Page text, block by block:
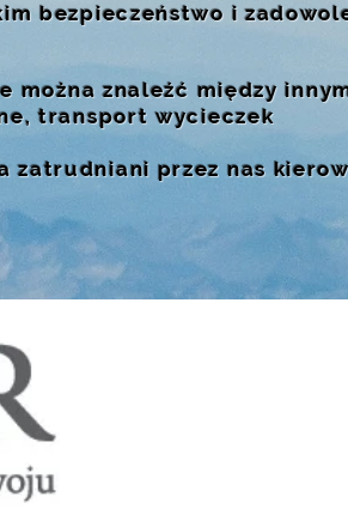
bezpieczeństwo i
można znaleźć między
transport wycieczek
zatrudniani przez nas